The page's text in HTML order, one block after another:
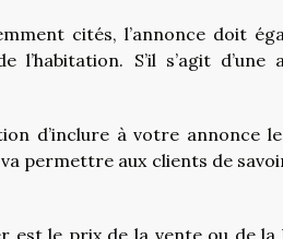
cités, l’annonce doit
l’habitation. S’il s’agit
d’inclure à votre
permettre aux clients de
est le prix de la vente ou de